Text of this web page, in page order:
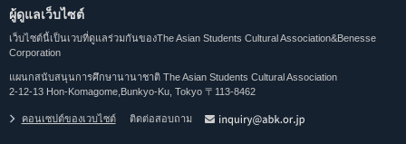
ผู้ดูแลเว็บไซต์
เว็บไซต์นี้เป็นเวบที่ดูแลร่วมกันของThe Asian Students Cultural Association&Benesse
Corporation
แผนกสนับสนุนการศึกษานานาชาติ The Asian Students Cultural Association
2-12-13 Hon-Komagome,Bunkyo-Ku, Tokyo 〒113-8462
คอนเซปต์ของเวบไซต์ ติดต่อสอบถาม